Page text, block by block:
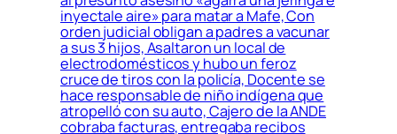
inyectale aire» para matar a Mafe, Con
orden judicial obligan a padres a vacunar
a sus 3 hijos, Asaltaron un local de
electrodomésticos y hubo un feroz
cruce de tiros con la policía, Docente se
hace responsable de niño indígena que
atropelló con su auto, Cajero de la ANDE
cobraba facturas, entregaba recibos